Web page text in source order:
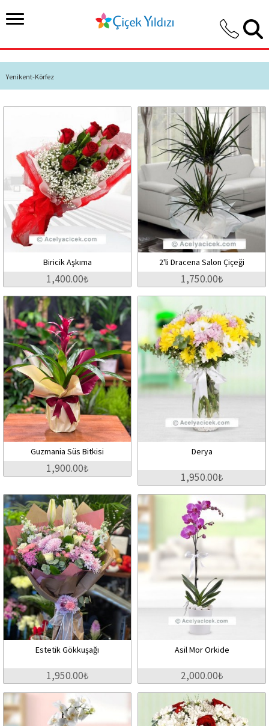
Yenikent-Körfez
Biricik Aşkıma
1,400.00₺
2'li Dracena Salon Çiçeği
1,750.00₺
Guzmania Süs Bitkisi
1,900.00₺
Derya
1,950.00₺
Estetik Gökkuşağı
1,950.00₺
Asil Mor Orkide
2,000.00₺